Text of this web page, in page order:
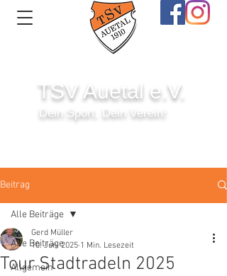
TSV Auetal e.V.
Dein Sport. Dein Verein!
Beitrag
Alle Beiträge
Allgemein
Alle Beiträge
Tour Stadtradeln 2025
Gerd Müller
10. Juni 2025 1 Min. Lesezeit